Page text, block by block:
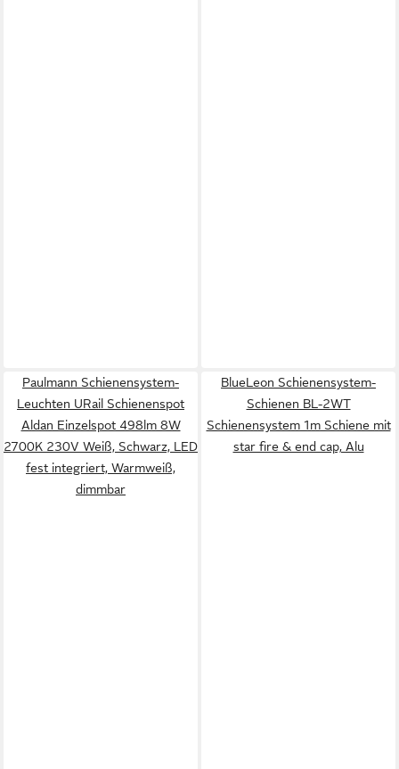
Paulmann Schienensystem-
Leuchten URail Schienenspot
Aldan Einzelspot 498lm 8W
2700K 230V Weiß, Schwarz, LED
fest integriert, Warmweiß,
dimmbar
BlueLeon Schienensystem-
Schienen BL-2WT
Schienensystem 1m Schiene mit
star fire & end cap, Alu